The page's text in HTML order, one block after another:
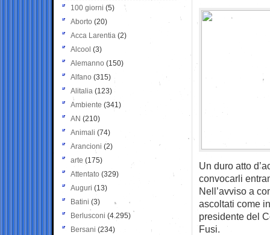
Un duro atto
convocarli
Nell’avviso a
ascoltati come
presidente del
Fusi.
100 giorni (5)
Aborto (20)
Acca Larentia (2)
Alcool (3)
Alemanno (150)
Alfano (315)
Alitalia (123)
Ambiente (341)
AN (210)
Animali (74)
Arancioni (2)
arte (175)
Attentato (329)
Auguri (13)
Batini (3)
Berlusconi (4.295)
Bersani (234)